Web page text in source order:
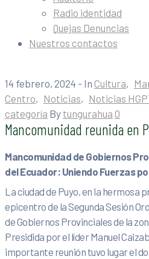
Radio identidad
Quejas Denuncias
Nuestros contactos
14 febrero, 2024 - In Cultura‚
Centro‚ Noticias‚ Noticias
categoría By tungurahua 0
Mancomunidad reunida en
Mancomunidad de Gobiernos
del Ecuador: Uniendo Fuerzas
La ciudad de Puyo, en la hermosa
epicentro de la Segunda Sesión
de Gobiernos Provinciales de la
Presidida por el líder Manuel
importante reunión tuvo lugar el